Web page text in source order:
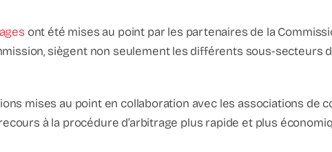
ont été mises au point par les partenaires de la
siègent non seulement les différents sous-secteurs
mises au point en collaboration avec les associations de
à la procédure d’arbitrage plus rapide et plus